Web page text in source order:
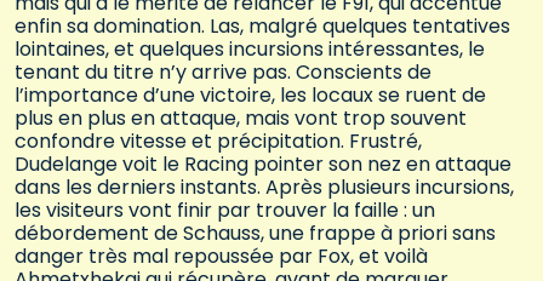
enfin sa domination. Las, malgré quelques tentatives
lointaines, et quelques incursions intéressantes, le
tenant du titre n’y arrive pas. Conscients de
l’importance d’une victoire, les locaux se ruent de
plus en plus en attaque, mais vont trop souvent
confondre vitesse et précipitation. Frustré,
Dudelange voit le Racing pointer son nez en attaque
dans les derniers instants. Après plusieurs incursions,
les visiteurs vont finir par trouver la faille : un
débordement de Schauss, une frappe à priori sans
danger très mal repoussée par Fox, et voilà